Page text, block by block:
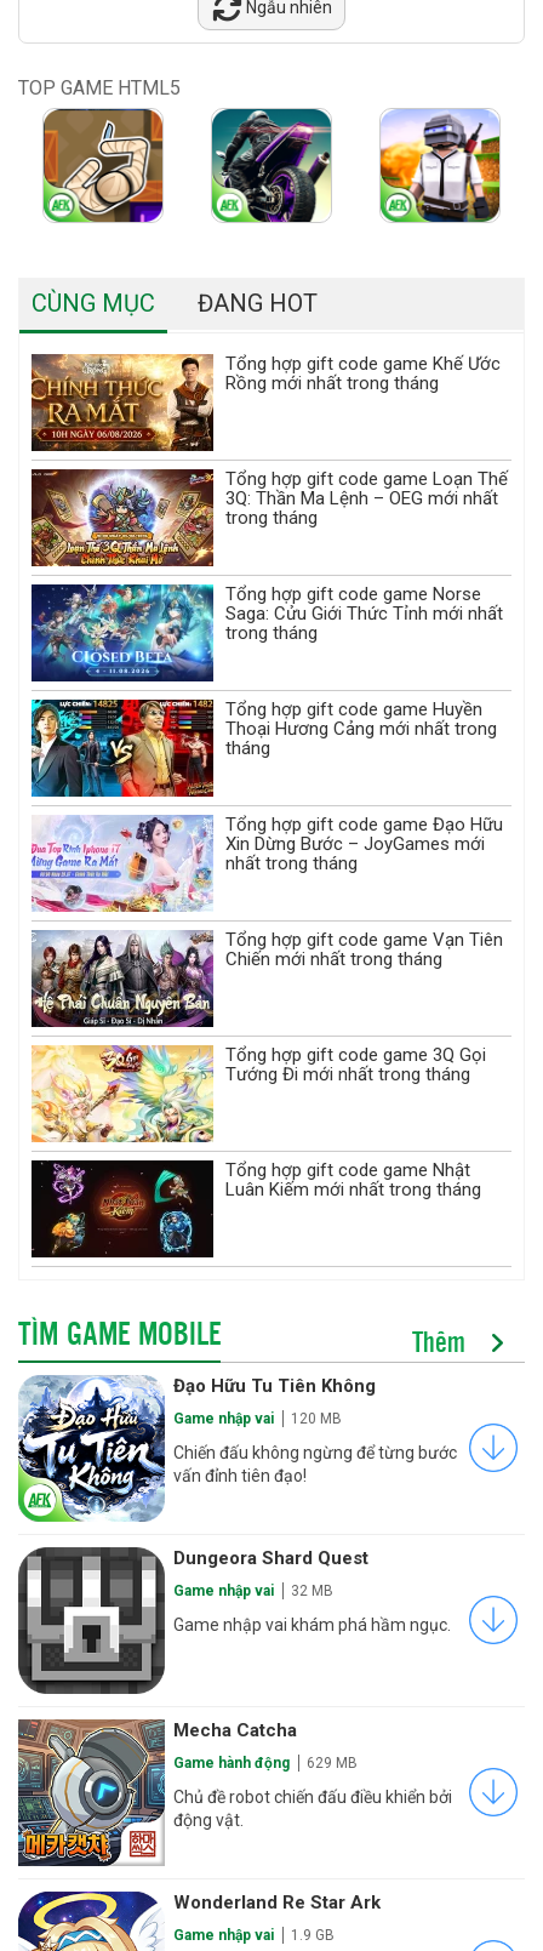
Ngẫu nhiên
TOP GAME HTML5
CÙNG MỤC ĐANG HOT
Tổng hợp gift code game Khế Ước
Rồng mới nhất trong tháng
Tổng hợp gift code game Loạn Thế
3Q: Thần Ma Lệnh – OEG mới nhất
trong tháng
Tổng hợp gift code game Norse
Saga: Cửu Giới Thức Tỉnh mới nhất
trong tháng
Tổng hợp gift code game Huyền
Thoại Hương Cảng mới nhất trong
tháng
Tổng hợp gift code game Đạo Hữu
Xin Dừng Bước – JoyGames mới
nhất trong tháng
Tổng hợp gift code game Vạn Tiên
Chiến mới nhất trong tháng
Tổng hợp gift code game 3Q Gọi
Tướng Đi mới nhất trong tháng
Tổng hợp gift code game Nhật
Luân Kiếm mới nhất trong tháng
TÌM GAME MOBILE Thêm
Đạo Hữu Tu Tiên Không
Game nhập vai 120 MB
Chiến đấu không ngừng để từng bước
vấn đỉnh tiên đạo!
Dungeora Shard Quest
Game nhập vai 32 MB
Game nhập vai khám phá hầm ngục.
Mecha Catcha
Game hành động 629 MB
Chủ đề robot chiến đấu điều khiển bởi
động vật.
Wonderland Re Star Ark
Game nhập vai 1.9 GB